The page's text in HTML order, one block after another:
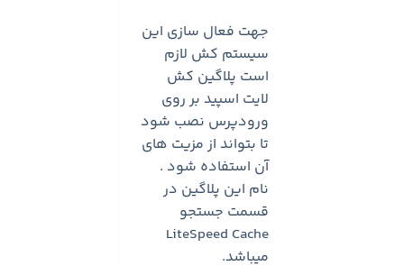
جهت فعال سازی این
سیستم کش لازم
است پلاگین کش
لایت اسپید بر روی
ورودپرس نصب شود
تا بتواند از مزیت های
آن استفاده شود .
نام این پلاگین در
قسمت جستجو
LiteSpeed Cache
میباشد.